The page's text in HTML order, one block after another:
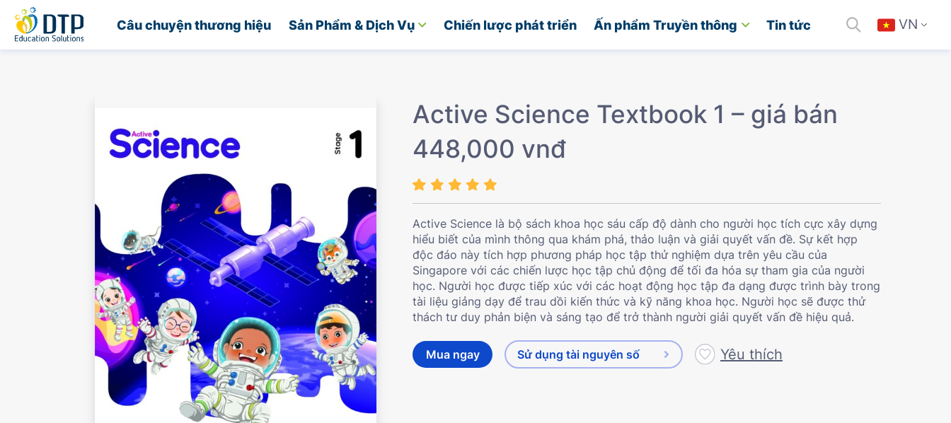
Câu chuyện thương hiệu Sản Phẩm & Dịch Vụ Chiến lược phát triển Ấn phẩm Truyền thông Tin tức VN
Trang chủ
Active Science Textbook 1 – giá bán
448,000 vnđ
Active Science là bộ sách khoa học sáu cấp độ dành cho người học tích cực xây dựng
hiểu biết của mình thông qua khám phá, thảo luận và giải quyết vấn đề. Sự kết hợp
độc đáo này tích hợp phương pháp học tập thử nghiệm dựa trên yêu cầu của
Singapore với các chiến lược học tập chủ động để tối đa hóa sự tham gia của người
học. Người học được tiếp xúc với các hoạt động học tập đa dạng được trình bày trong
tài liệu giảng dạy để trau dồi kiến ​​thức và kỹ năng khoa học. Người học sẽ được thử
thách tư duy phản biện và sáng tạo để trở thành người giải quyết vấn đề hiệu quả.
Mua ngay Sử dụng tài nguyên số Yêu thích